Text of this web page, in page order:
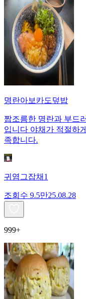
명란아보카도덮밥
짭조름한 명란과 부드
입니다 야채가 적절하
족합니다.
귀염그잡채1
조회수 9.5만25.08.28
999+